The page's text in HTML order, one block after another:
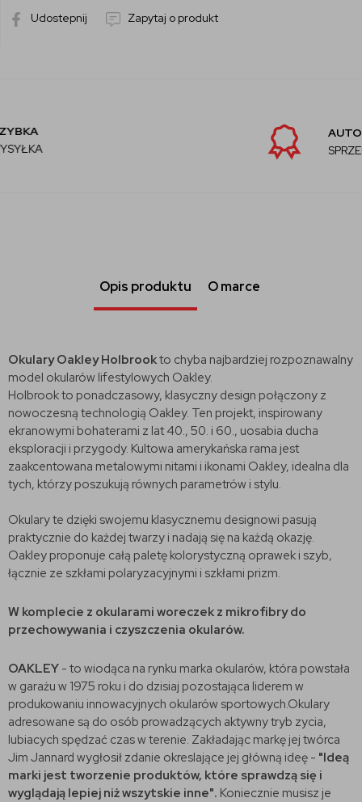
Udostepnij Zapytaj o produkt
AUTORYZOWANY
Opis produktu O marce
Okulary Oakley Holbrookto chyba najbardziej rozpoznawalny
model okularów lifestylowych Oakley.
Holbrook to ponadczasowy, klasyczny design połączony z
nowoczesną technologią Oakley. Ten projekt, inspirowany
ekranowymi bohaterami z lat 40., 50. i 60., uosabia ducha
eksploracji i przygody. Kultowa amerykańska rama jest
zaakcentowana metalowymi nitami i ikonami Oakley, idealna dla
tych, którzy poszukują równych parametrów i stylu.
Okulary te dzięki swojemu klasycznemu designowi pasują
praktycznie do każdej twarzy i nadają się na każdą okazję.
Oakley proponuje całą paletę kolorystyczną oprawek i szyb,
łącznie ze szkłami polaryzacyjnymi i szkłami prizm.
W komplecie z okularami woreczek z mikrofibry do
przechowywania i czyszczenia okularów.
OAKLEY - to wiodąca na rynku marka okularów, która powstała
w garażu w 1975 roku i do dzisiaj pozostająca liderem w
produkowaniu innowacyjnych okularów sportowych.Okulary
adresowane są do osób prowadzących aktywny tryb zycia,
lubiacych spędzać czas w terenie. Zakładając markę jej twórca
Jim Jannard wygłosił zdanie okreslające jej główną ideę - "Ideą
marki jest tworzenie produktów, które sprawdzą się i
wyglądają lepiej niż wszytskie inne". Koniecznie musisz je